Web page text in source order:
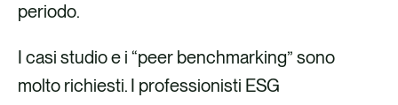
periodo.
I casi studio e i “peer benchmarking” sono
molto richiesti. I professionisti ESG